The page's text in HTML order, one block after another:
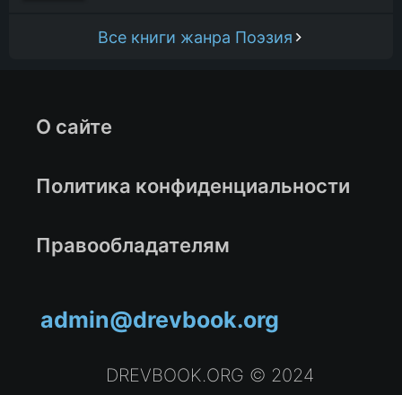
Все книги жанра Поэзия
О сайте
Политика конфиденциальности
Правообладателям
admin@drevbook.org
DREVBOOK.ORG © 2024